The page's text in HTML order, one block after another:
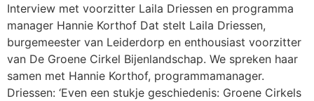
Interview met voorzitter Laila Driessen en programma
manager Hannie Korthof Dat stelt Laila Driessen,
burgemeester van Leiderdorp en enthousiast voorzitter
van De Groene Cirkel Bijenlandschap. We spreken haar
samen met Hannie Korthof, programmamanager.
Driessen: ‘Even een stukje geschiedenis: Groene Cirkels